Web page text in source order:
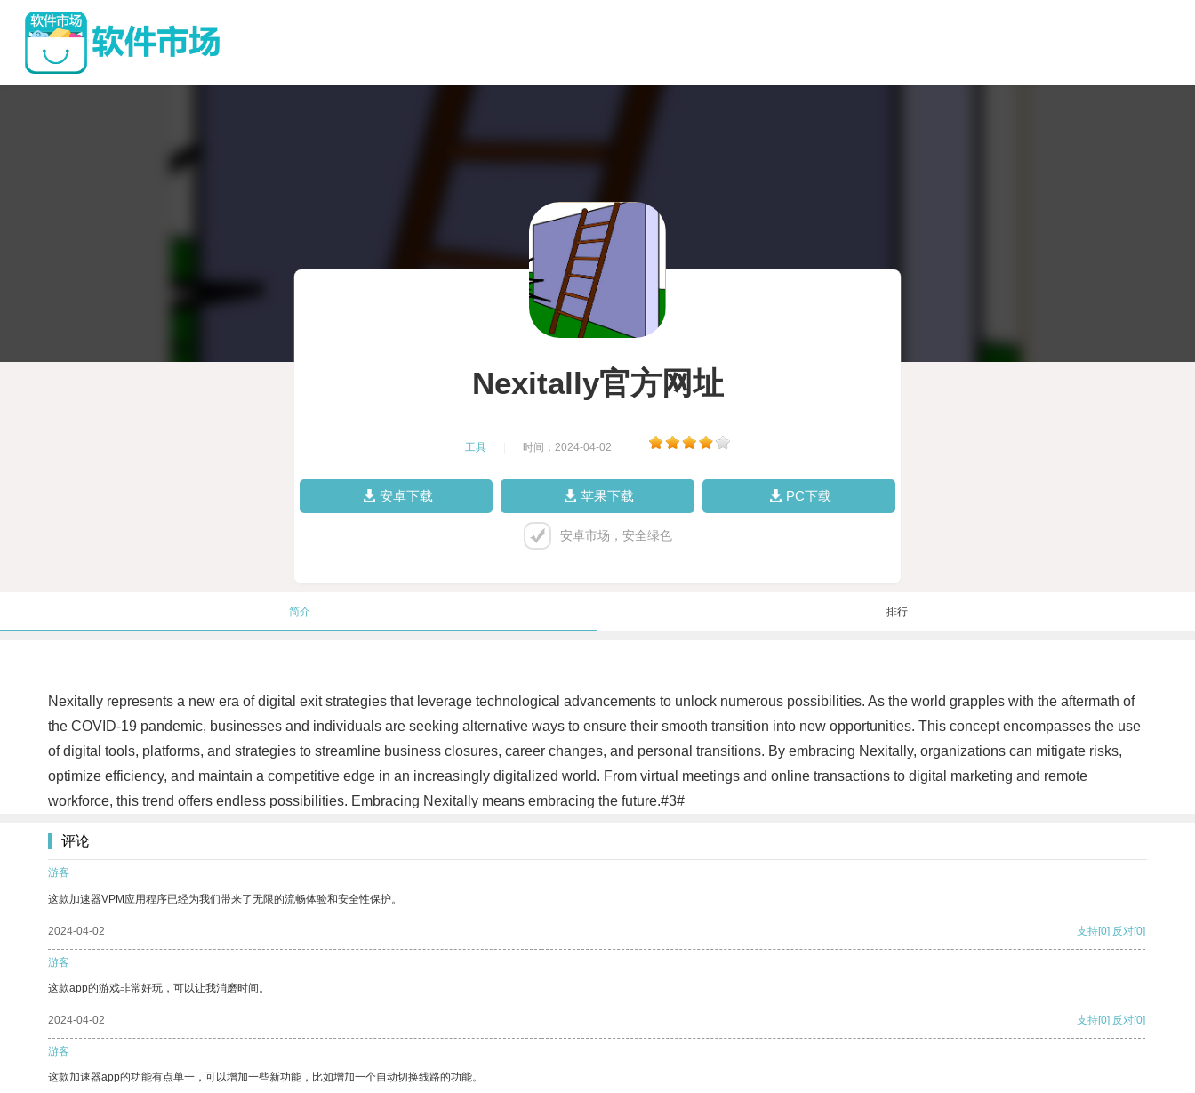
Nexitally官方网址
工具 时间：2024-04-02
安卓下载 苹果下载 PC下载
安卓市场，安全绿色
简介 排行
Nexitally represents a new era of digital exit strategies that leverage technological advancements to unlock numerous possibilities. As the world grapples with the aftermath of
the COVID-19 pandemic, businesses and individuals are seeking alternative ways to ensure their smooth transition into new opportunities. This concept encompasses the use
of digital tools, platforms, and strategies to streamline business closures, career changes, and personal transitions. By embracing Nexitally, organizations can mitigate risks,
optimize efficiency, and maintain a competitive edge in an increasingly digitalized world. From virtual meetings and online transactions to digital marketing and remote
workforce, this trend offers endless possibilities. Embracing Nexitally means embracing the future.#3#
评论
游客
这款加速器VPM应用程序已经为我们带来了无限的流畅体验和安全性保护。
2024-04-02 支持[0] 反对[0]
游客
这款app的游戏非常好玩，可以让我消磨时间。
2024-04-02 支持[0] 反对[0]
游客
这款加速器app的功能有点单一，可以增加一些新功能，比如增加一个自动切换线路的功能。